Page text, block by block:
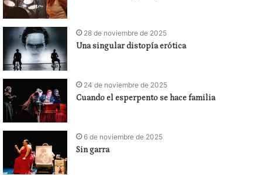
28 de noviembre de 2025
Una singular distopía erótica
24 de noviembre de 2025
Cuando el esperpento se hace familia
6 de noviembre de 2025
Sin garra